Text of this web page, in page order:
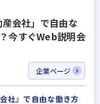
会社」で自由な
今すぐWeb説明会
企業ページ
社』で自由な働き方